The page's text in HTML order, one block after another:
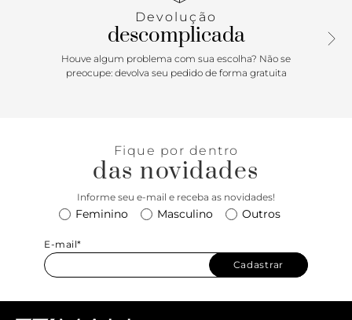
Aplicação de etiqueta emborrachada com assinatura
Anacapri na lingueta e puxador em fita de gorgurão,
facilitando o calce. Tag marrom lateral com assinatura
temporadas! Moderno, cool e esbanjando cor, com esse
sneaker, você está sempre pronta! Curta ao máximo a
Devolução
descomplicada
Houve algum problema com sua escolha? Não se
preocupe: devolva seu pedido de forma gratuita
Fique por dentro
das novidades
Informe seu e-mail e receba as novidades!
Feminino Masculino Outros
E-mail*
Cadastrar